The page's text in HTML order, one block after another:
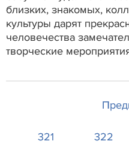
близких, знакомых,
культуры дарят
человечества
творческие
321
322